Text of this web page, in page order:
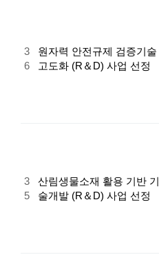
3
6
원자력 안전규제 검증기술
고도화 (R＆D) 사업 선정
3
5
산림생물소재 활용 기반 기
술개발 (R＆D) 사업 선정